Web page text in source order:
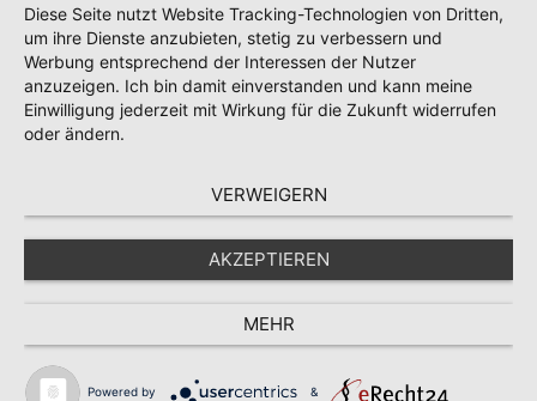
Diese Seite nutzt Website Tracking-Technologien von Dritten,
um ihre Dienste anzubieten, stetig zu verbessern und
Werbung entsprechend der Interessen der Nutzer
anzuzeigen. Ich bin damit einverstanden und kann meine
Einwilligung jederzeit mit Wirkung für die Zukunft widerrufen
oder ändern.
VERWEIGERN
AKZEPTIEREN
MEHR
Powered by &